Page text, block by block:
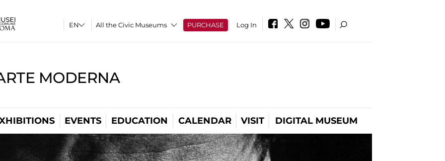
All the Civic Museums PURCHASE Log In
MODERNA
EVENTS EDUCATION CALENDAR VISIT DIGITAL MUSEUM